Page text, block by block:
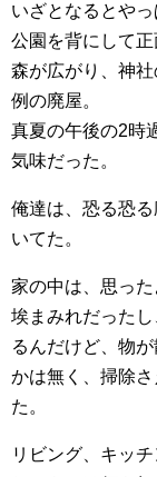
いざとなるとやっ
公園を背にして
森が広がり、神
例の廃屋。
真夏の午後の2時
気味だった。
俺達は、恐る恐
いてた。
家の中は、思った
埃まみれだった
るんだけど、物
かは無く、掃除
た。
リビング、キッ